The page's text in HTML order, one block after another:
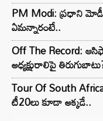
PM Modi: ప్రధాని
ఏమన్నారంటే..
Off The Record:
అధ్యక్షురాలిపై
Tour Of South
టీ20లు కూడా అక్కడే..